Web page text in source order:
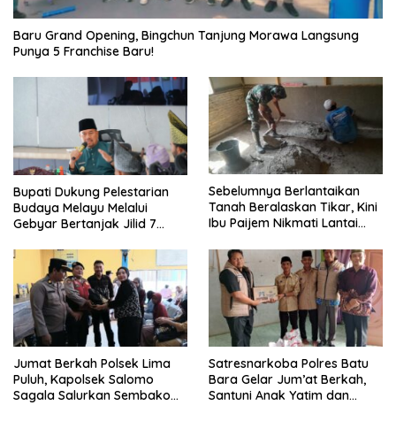
‎Baru Grand Opening, Bingchun Tanjung Morawa Langsung
Punya 5 Franchise Baru!
Bupati Dukung Pelestarian
Budaya Melayu Melalui
Gebyar Bertanjak Jilid 7
Sebelumnya Berlantaikan
Tanah Beralaskan Tikar, Kini
Ibu Paijem Nikmati Lantai
Satgas TMMD Ke-129 Kodim
0208/Asahan
Jumat Berkah Polsek Lima
Puluh, Kapolsek Salomo
Sagala Salurkan Sembako
Satresnarkoba Polres Batu
Bara Gelar Jum’at Berkah,
Santuni Anak Yatim dan